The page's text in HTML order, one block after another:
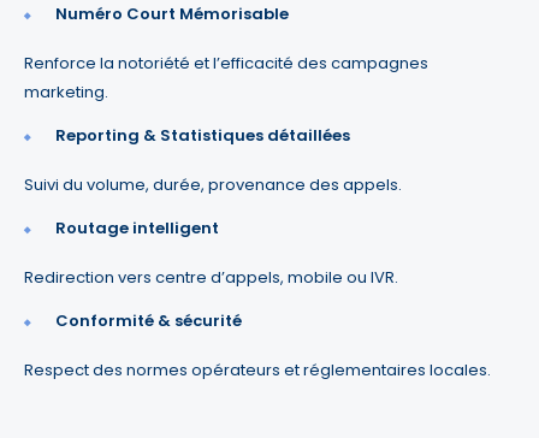
Numéro Court Mémorisable
Renforce la notoriété et l’efficacité des campagnes
marketing.
Reporting & Statistiques détaillées
Suivi du volume, durée, provenance des appels.
Routage intelligent
Redirection vers centre d’appels, mobile ou IVR.
Conformité & sécurité
Respect des normes opérateurs et réglementaires locales.